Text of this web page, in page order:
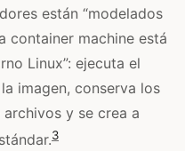
están “modelados
container machine está
Linux”: ejecuta el
imagen, conserva los
y se crea a
3